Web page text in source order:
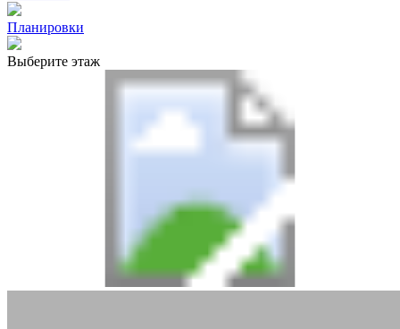
Планировки
Выберите этаж